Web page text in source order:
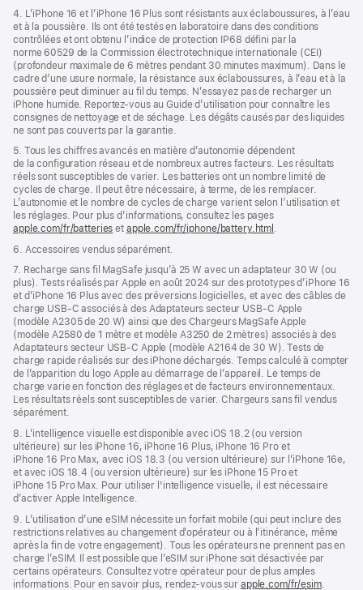
4. L’iPhone 16 et l’iPhone 16 Plus sont résistants aux éclaboussures, à l’eau
et à la poussière. Ils ont été testés en laboratoire dans des conditions
contrôlées et ont obtenu l’indice de protection IP68 défini par la
norme 60529 de la Commission électrotechnique internationale (CEI)
(profondeur maximale de 6 mètres pendant 30 minutes maximum). Dans le
cadre d’une usure normale, la résistance aux éclaboussures, à l’eau et à la
poussière peut diminuer au fil du temps. N’essayez pas de recharger un
iPhone humide. Reportez‑vous au Guide d’utilisation pour connaître les
consignes de nettoyage et de séchage. Les dégâts causés par des liquides
ne sont pas couverts par la garantie.
5. Tous les chiffres avancés en matière d’autonomie dépendent
de la configuration réseau et de nombreux autres facteurs. Les résultats
réels sont susceptibles de varier. Les batteries ont un nombre limité de
cycles de charge. Il peut être nécessaire, à terme, de les remplacer.
L’autonomie et le nombre de cycles de charge varient selon l’utilisation et
les réglages. Pour plus d’informations, consultez les pages
apple.com/fr/batteries et apple.com/fr/iphone/battery.html .
6. Accessoires vendus séparément.
7. Recharge sans fil MagSafe jusqu’à 25 W avec un adaptateur 30 W (ou
plus). Tests réalisés par Apple en août 2024 sur des prototypes d’iPhone 16
et d’iPhone 16 Plus avec des préversions logicielles, et avec des câbles de
charge USB‑C associés à des Adaptateurs secteur USB‑C Apple
(modèle A2305 de 20 W) ainsi que des Chargeurs MagSafe Apple
(modèle A2580 de 1 mètre et modèle A3250 de 2 mètres) associés à des
Adaptateurs secteur USB‑C Apple (modèle A2164 de 30 W). Tests de
charge rapide réalisés sur des iPhone déchargés. Temps calculé à compter
de l’apparition du logo Apple au démarrage de l’appareil. Le temps de
charge varie en fonction des réglages et de facteurs environnementaux.
Les résultats réels sont susceptibles de varier. Chargeurs sans fil vendus
séparément.
8. L’intelligence visuelle est disponible avec iOS 18.2 (ou version
ultérieure) sur les iPhone 16, iPhone 16 Plus, iPhone 16 Pro et
iPhone 16 Pro Max, avec iOS 18.3 (ou version ultérieure) sur l’iPhone 16e,
et avec iOS 18.4 (ou version ultérieure) sur les iPhone 15 Pro et
iPhone 15 Pro Max. Pour utiliser l'intelligence visuelle, il est nécessaire
d’activer Apple Intelligence.
9. L’utilisation d’une eSIM nécessite un forfait mobile (qui peut inclure des
restrictions relatives au changement d’opérateur ou à l’itinérance, même
après la fin de votre engagement). Tous les opérateurs ne prennent pas en
charge l’eSIM. Il est possible que l’eSIM sur iPhone soit désactivée par
certains opérateurs. Consultez votre opérateur pour de plus amples
informations. Pour en savoir plus, rendez-vous sur apple.com/fr/esim.